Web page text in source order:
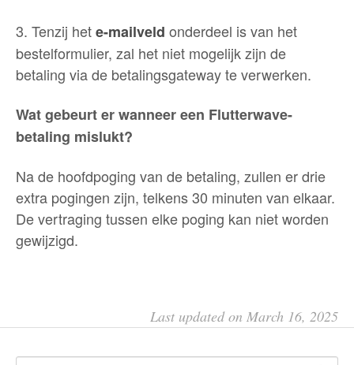
3. Tenzij hete-mailveld onderdeel is van het
bestelformulier, zal het niet mogelijk zijn de
betaling via de betalingsgateway te verwerken.
Wat gebeurt er wanneer een Flutterwave-
betaling mislukt?
Na de hoofdpoging van de betaling, zullen er drie
extra pogingen zijn, telkens 30 minuten van elkaar.
De vertraging tussen elke poging kan niet worden
gewijzigd.
Last updated on March 16, 2025